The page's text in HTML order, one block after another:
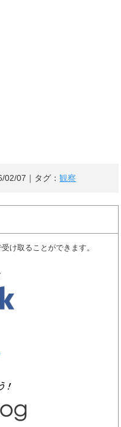
02/07 ｜タグ：観察
け取ることができます。